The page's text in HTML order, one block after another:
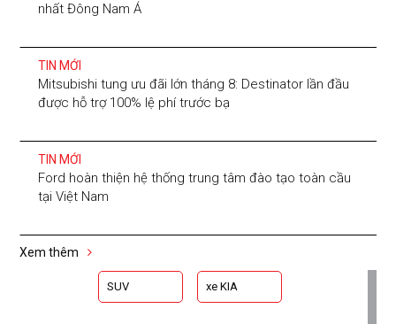
nhất Đông Nam Á
TIN MỚI
Mitsubishi tung ưu đãi lớn tháng 8: Destinator lần đầu
được hỗ trợ 100% lệ phí trước bạ
TIN MỚI
Ford hoàn thiện hệ thống trung tâm đào tạo toàn cầu
tại Việt Nam
Xem thêm
SUV xe KIA